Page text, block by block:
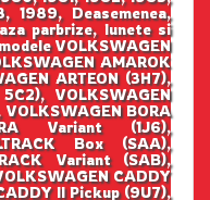
1989, Deasemenea,
parbrize, lunete si
VOLKSWAGEN
AMAROK
ARTEON (3H7),
VOLKSWAGEN
BORA
Variant (1J6),
Box (SAA),
Variant (SAB),
CADDY
II Pickup (9U7),